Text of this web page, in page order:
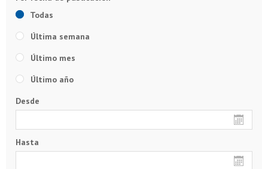
Todas
Última semana
Último mes
Último año
Desde
Hasta